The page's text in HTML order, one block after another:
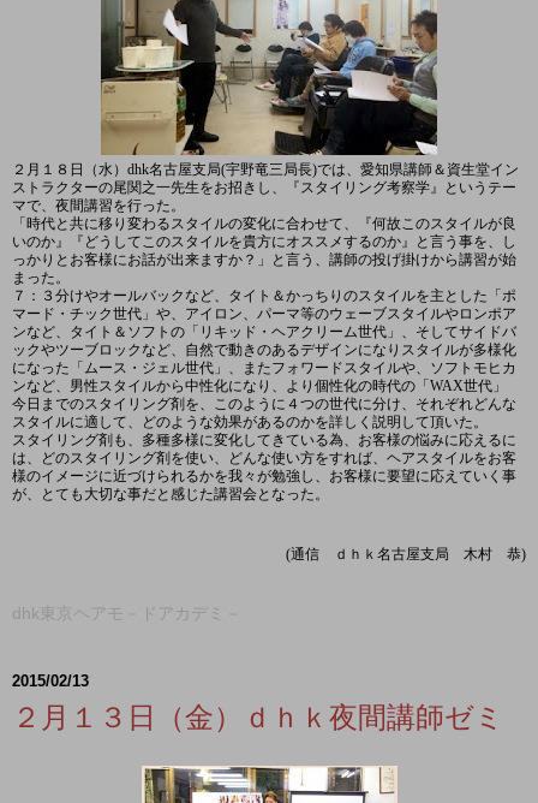
２月１８日（水）dhk名古屋支局(宇野竜三局長)では、愛知県講師＆資生堂イン
ストラクターの尾関之一先生をお招きし、『スタイリング考察学』というテー
マで、夜間講習を行った。
「時代と共に移り変わるスタイルの変化に合わせて、『何故このスタイルが良
いのか』『どうしてこのスタイルを貴方にオススメするのか』と言う事を、し
っかりとお客様にお話が出来ますか？」と言う、講師の投げ掛けから講習が始
まった。
７：３分けやオールバックなど、タイト＆かっちりのスタイルを主とした「ポ
マード・チック世代」や、アイロン、パーマ等のウェーブスタイルやロンポア
ンなど、タイト＆ソフトの「リキッド・ヘアクリーム世代」、そしてサイドバ
ックやツーブロックなど、自然で動きのあるデザインになりスタイルが多様化
になった「ムース・ジェル世代」、またフォワードスタイルや、ソフトモヒカ
ンなど、男性スタイルから中性化になり、より個性化の時代の「WAX世代」
今日までのスタイリング剤を、このように４つの世代に分け、それぞれどんな
スタイルに適して、どのような効果があるのかを詳しく説明して頂いた。
スタイリング剤も、多種多様に変化してきている為、お客様の悩みに応えるに
は、どのスタイリング剤を使い、どんな使い方をすれば、ヘアスタイルをお客
様のイメージに近づけられるかを我々が勉強し、お客様に要望に応えていく事
が、とても大切な事だと感じた講習会となった。
(通信 ｄｈｋ名古屋支局 木村 恭)
dhk東京ヘアモ－ドアカデミ－
2015/02/13
２月１３日（金）ｄｈｋ夜間講師ゼミ